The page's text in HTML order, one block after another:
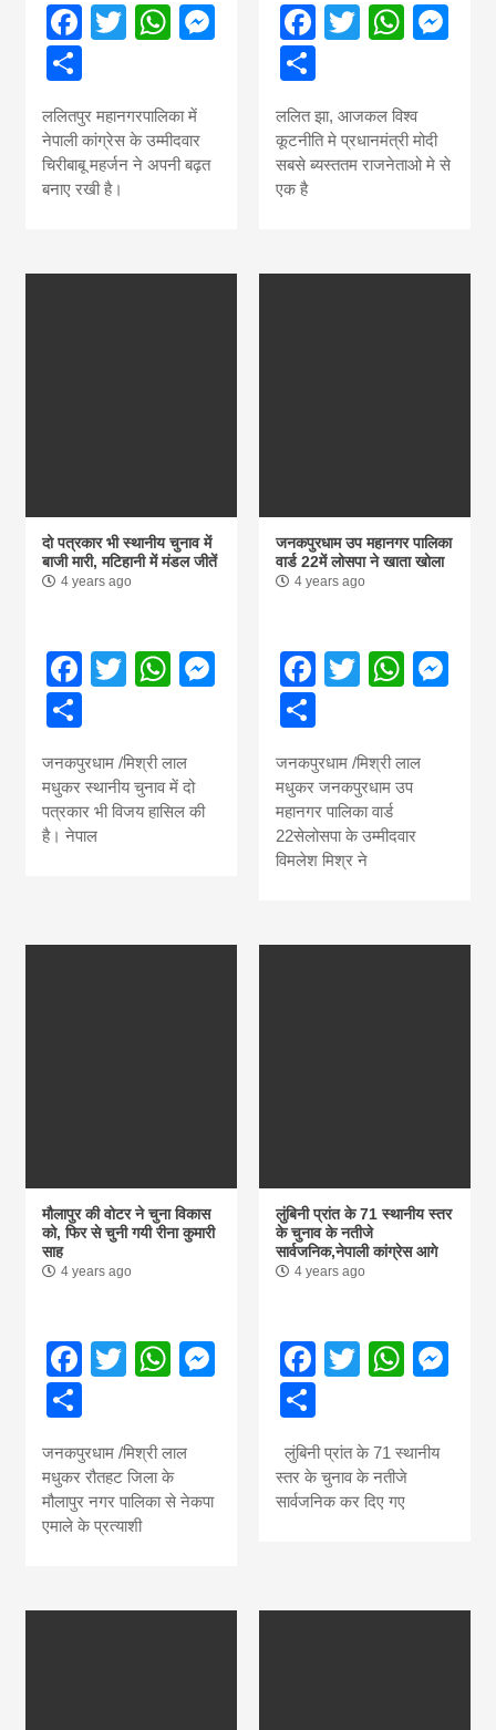
Facebook
TwitterWhatsApp
Messenger
ललितपुर महानगरपालिका में
नेपाली कांग्रेस के उम्मीदवार
चिरीबाबू महर्जन ने अपनी बढ़त
बनाए रखी है।
Facebook
Twitter
Share
ललित झा, आजकल विश्व
कूटनीति मे प्रधानमंत्री मोदी
सबसे ब्यस्ततम राजनेताओ मे से
एक है
दो पत्रकार भी स्थानीय चुनाव में
बाजी मारी, मटिहानी में मंडल जीतें
4 years ago
Facebook
TwitterWhatsApp
Messenger
जनकपुरधाम /मिश्री लाल
मधुकर स्थानीय चुनाव में दो
पत्रकार भी विजय हासिल की
है। नेपाल
जनकपुरधाम उप महानगर पालिका
वार्ड 22में लोसपा ने खाता खोला
4 years ago
Facebook
Twitter
Share
जनकपुरधाम /मिश्री लाल
मधुकर जनकपुरधाम उप
महानगर पालिका वार्ड
22सेलोसपा के उम्मीदवार
विमलेश मिश्र ने
मौलापुर की वोटर ने चुना विकास
को, फिर से चुनी गयी रीना कुमारी
साह
4 years ago
Facebook
TwitterWhatsApp
Messenger
जनकपुरधाम /मिश्री लाल
मधुकर रौतहट जिला के
मौलापुर नगर पालिका से नेकपा
एमाले के प्रत्याशी
लुंबिनी प्रांत के 71 स्थानीय स्तर
के चुनाव के नतीजे
सार्वजनिक,नेपाली कांग्रेस आगे
4 years ago
Facebook
Twitter
Share
लुंबिनी प्रांत के 71 स्थानीय
स्तर के चुनाव के नतीजे
सार्वजनिक कर दिए गए